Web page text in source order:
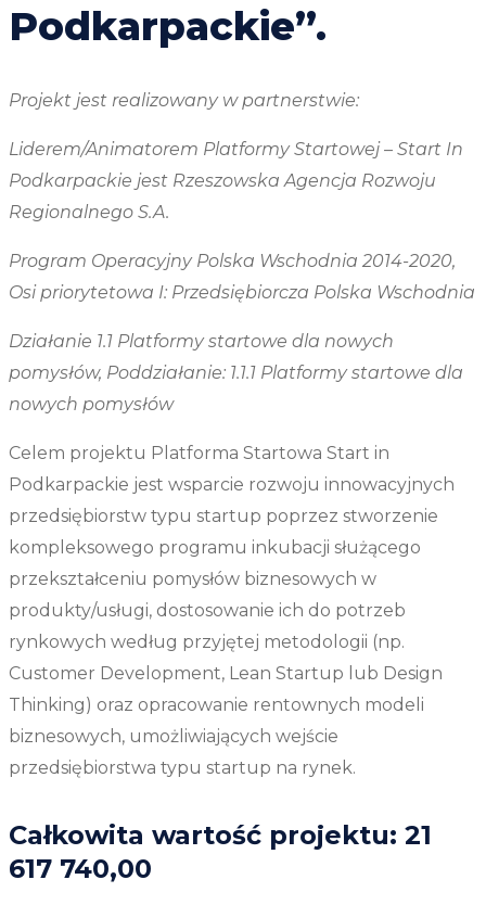
Podkarpackie”.
Projekt jest realizowany w partnerstwie:
Liderem/Animatorem Platformy Startowej – Start In
Podkarpackie jest Rzeszowska Agencja Rozwoju
Regionalnego S.A.
Program Operacyjny Polska Wschodnia 2014-2020,
Osi priorytetowa I: Przedsiębiorcza Polska Wschodnia
Działanie 1.1 Platformy startowe dla nowych
pomysłów, Poddziałanie: 1.1.1 Platformy startowe dla
nowych pomysłów
Celem projektu Platforma Startowa Start in
Podkarpackie jest wsparcie rozwoju innowacyjnych
przedsiębiorstw typu startup poprzez stworzenie
kompleksowego programu inkubacji służącego
przekształceniu pomysłów biznesowych w
produkty/usługi, dostosowanie ich do potrzeb
rynkowych według przyjętej metodologii (np.
Customer Development, Lean Startup lub Design
Thinking) oraz opracowanie rentownych modeli
biznesowych, umożliwiających wejście
przedsiębiorstwa typu startup na rynek.
Całkowita wartość projektu: 21
617 740,00